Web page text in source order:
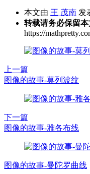
本文由 王 茂南 发
转载请务必保留本
https://
上一篇
图像的故事-莫列波纹
下一篇
图像的故事-雅各布线
图像的故事-曼陀罗曲线